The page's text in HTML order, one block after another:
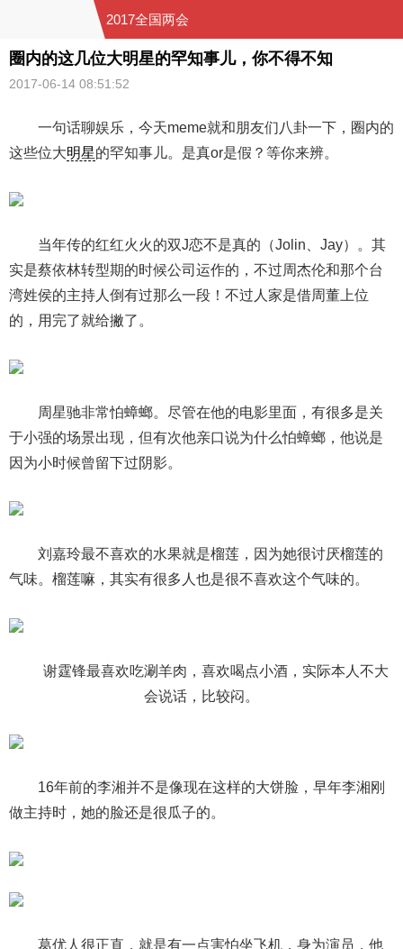
2017全国两会
圈内的这几位大明星的罕知事儿，你不得不知
2017-06-14 08:51:52
一句话聊娱乐，今天meme就和朋友们八卦一下，圈内的
这些位大明星的罕知事儿。是真or是假？等你来辨。
当年传的红红火火的双J恋不是真的（Jolin、Jay）。其
实是蔡依林转型期的时候公司运作的，不过周杰伦和那个台
湾姓侯的主持人倒有过那么一段！不过人家是借周董上位
的，用完了就给撇了。
周星驰非常怕蟑螂。尽管在他的电影里面，有很多是关
于小强的场景出现，但有次他亲口说为什么怕蟑螂，他说是
因为小时候曾留下过阴影。
刘嘉玲最不喜欢的水果就是榴莲，因为她很讨厌榴莲的
气味。榴莲嘛，其实有很多人也是很不喜欢这个气味的。
谢霆锋最喜欢吃涮羊肉，喜欢喝点小酒，实际本人不大
会说话，比较闷。
16年前的李湘并不是像现在这样的大饼脸，早年李湘刚
做主持时，她的脸还是很瓜子的。
葛优人很正直，就是有一点害怕坐飞机，身为演员，他